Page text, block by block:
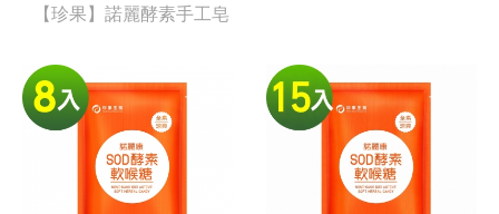
【珍果】諾麗酵素手工皂